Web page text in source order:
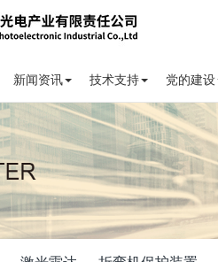
新闻资讯 技术支持 党的建设